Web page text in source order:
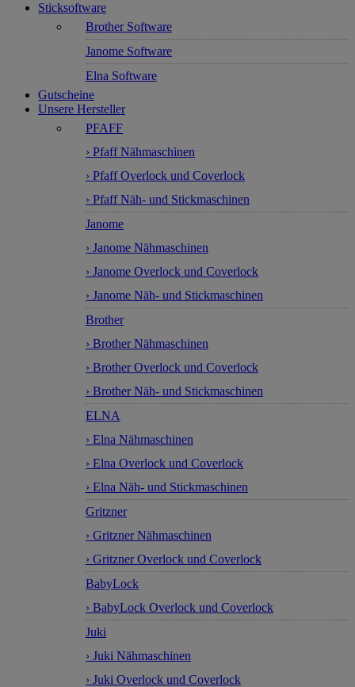
Sticksoftware
Brother Software
Janome Software
Elna Software
Gutscheine
Unsere Hersteller
PFAFF
› Pfaff Nähmaschinen
› Pfaff Overlock und Coverlock
› Pfaff Näh- und Stickmaschinen
Janome
› Janome Nähmaschinen
› Janome Overlock und Coverlock
› Janome Näh- und Stickmaschinen
Brother
› Brother Nähmaschinen
› Brother Overlock und Coverlock
› Brother Näh- und Stickmaschinen
ELNA
› Elna Nähmaschinen
› Elna Overlock und Coverlock
› Elna Näh- und Stickmaschinen
Gritzner
› Gritzner Nähmaschinen
› Gritzner Overlock und Coverlock
BabyLock
› BabyLock Overlock und Coverlock
Juki
› Juki Nähmaschinen
› Juki Overlock und Coverlock